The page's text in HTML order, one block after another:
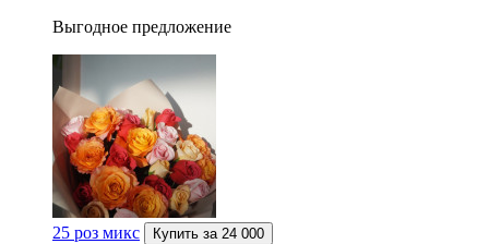
Выгодное предложение
25 роз микс Купить за 24 000